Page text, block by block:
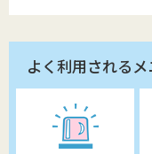
よく利用される